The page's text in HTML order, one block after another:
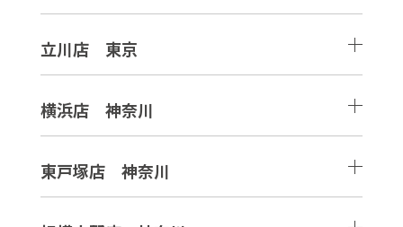
立川店 東京
横浜店 神奈川
東戸塚店 神奈川